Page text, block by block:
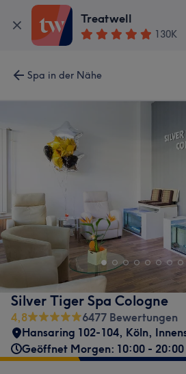
Treatwell
130K
Spa in der Nähe
Silver Tiger Spa Cologne
4,8
6477 Bewertungen
Hansaring 102-104, Köln,
Geöffnet Morgen: 10:00 - 20:00